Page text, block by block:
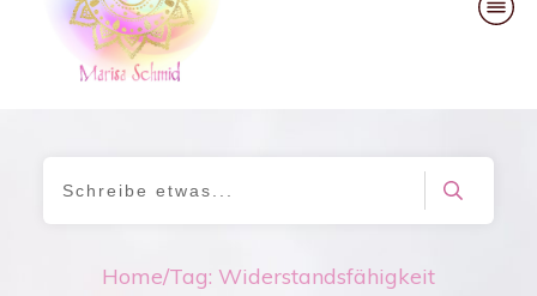
Home/Tag: Widerstandsfähigkeit